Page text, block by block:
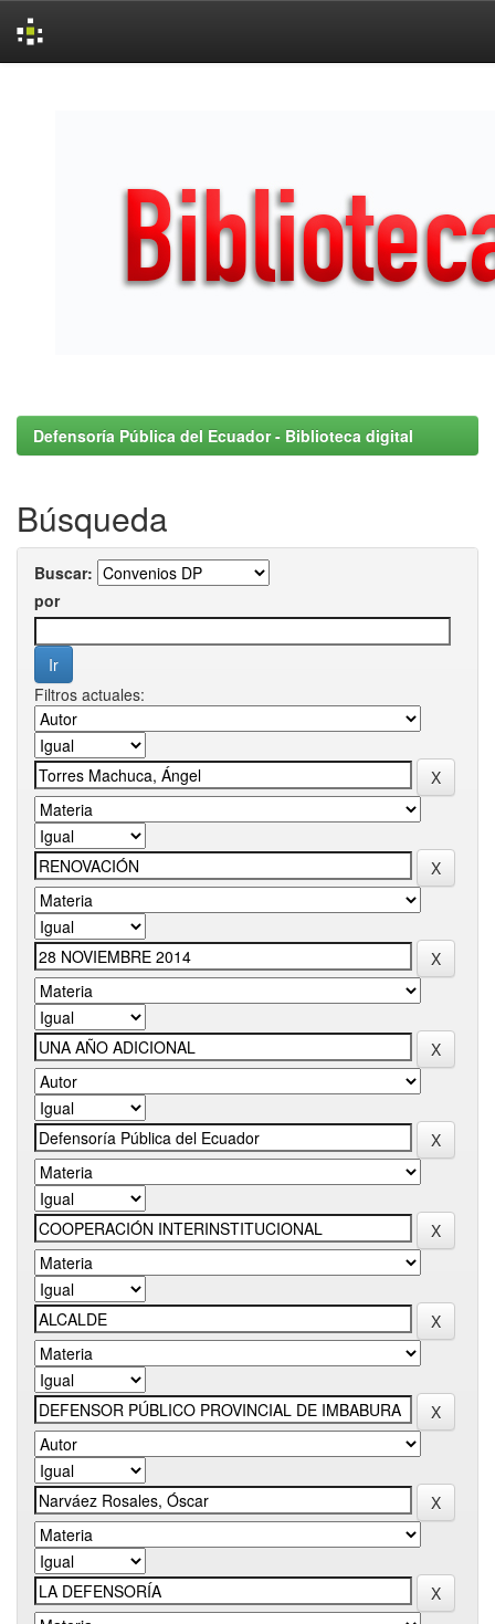
Defensoría Pública del Ecuador - Biblioteca digital
Búsqueda
Buscar:
por
Filtros actuales: